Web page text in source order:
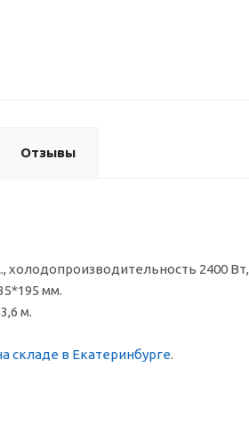
Отзывы
холодопроизводительность 2400 Вт,
мм.
м.
складе в Екатеринбурге.